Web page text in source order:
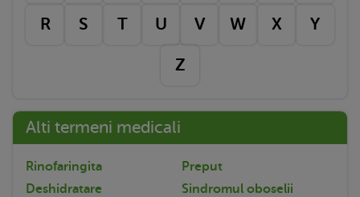
R S T U V W X Y
Z
Alti termeni medicali
Rinofaringita
Preput
Deshidratare
Sindromul oboselii